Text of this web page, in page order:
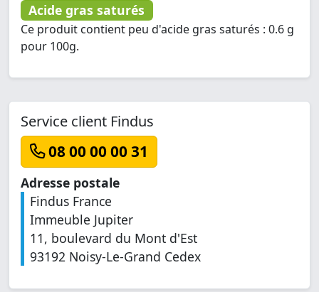
Acide gras saturés
Ce produit contient peu d'acide gras saturés : 0.6 g
pour 100g.
Service client Findus
08 00 00 00 31
Adresse postale
Findus France
Immeuble Jupiter
11, boulevard du Mont d'Est
93192 Noisy-Le-Grand Cedex